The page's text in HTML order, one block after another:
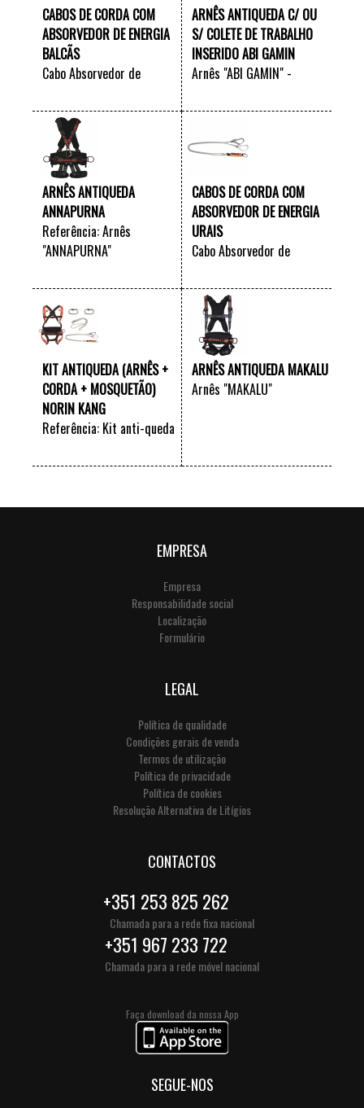
CABOS DE CORDA COM
ABSORVEDOR DE ENERGIA
BALCÃS
Cabo Absorvedor de
(disponível com 1 corda ou
com corda em Y)
ARNÊS ANTIQUEDA C/ OU
S/ COLETE DE TRABALHO
INSERIDO ABI GAMIN
Arnês "ABI GAMIN" -
com colete de trabalho
ARNÊS ANTIQUEDA
ANNAPURNA
Referência: Arnês
"ANNAPURNA"
CABOS DE CORDA COM
ABSORVEDOR DE ENERGIA
URAIS
Cabo Absorvedor de
(disponível com 1 corda ou
com corda em Y)
KIT ANTIQUEDA (ARNÊS +
CORDA + MOSQUETÃO)
NORIN KANG
Referência: Kit anti-queda
Corda
ARNÊS ANTIQUEDA MAKALU
Arnês "MAKALU"
EMPRESA
Empresa
Responsabilidade social
Localização
Formulário
LEGAL
Política de qualidade
Condições gerais de venda
Termos de utilização
Política de privacidade
Política de cookies
Resolução Alternativa de Litígios
CONTACTOS
+351 253 825 262
Chamada para a rede fixa nacional
+351 967 233 722
Chamada para a rede móvel nacional
Faça download da nossa App
SEGUE-NOS